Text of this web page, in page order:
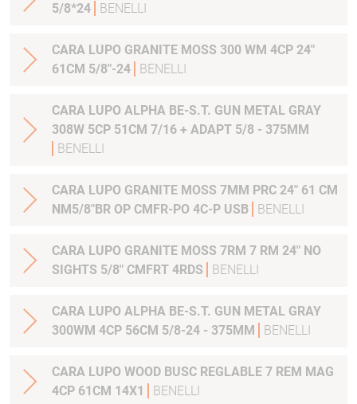
5/8*24
BENELLI
CARA LUPO GRANITE MOSS 300 WM 4CP 24"
61CM 5/8"-24
BENELLI
CARA LUPO ALPHA BE-S.T. GUN METAL GRAY
308W 5CP 51CM 7/16 + ADAPT 5/8 - 375MM
BENELLI
CARA LUPO GRANITE MOSS 7MM PRC 24" 61 CM
NM5/8"BR OP CMFR-PO 4C-P USB
BENELLI
CARA LUPO GRANITE MOSS 7RM 7 RM 24" NO
SIGHTS 5/8" CMFRT 4RDS
BENELLI
CARA LUPO ALPHA BE-S.T. GUN METAL GRAY
300WM 4CP 56CM 5/8-24 - 375MM
BENELLI
CARA LUPO WOOD BUSC REGLABLE 7 REM MAG
4CP 61CM 14X1
BENELLI